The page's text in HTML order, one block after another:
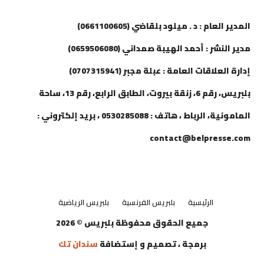
المدير العام : د . ميلود بلقاضي (0661100605)
مدير النشر : أحمد الهيبة صمداني (0659506080)
إدارة العلاقات العامة : عبلة مجبر (0707315941)
بلبريس، رقم 6، زنقة بيروت، الطابق الرابع، رقم 13، ساحة
المامونية، الرباط ، هاتف : 0530285088 ، بريد إلكتروني :
contact@belpresse.com
الرئيسية بلبريس الفرنسية بلبريس الرياضية
جميع الحقوق محفوظة بلبريس © 2026
برمجة ، تصميم و إستضافةسندان تك